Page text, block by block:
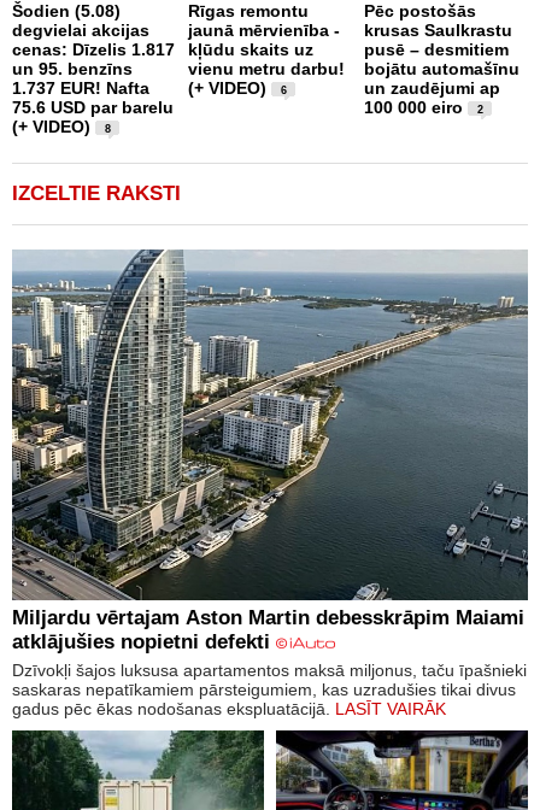
Šodien (5.08)
degvielai akcijas
cenas: Dīzelis 1.817
un 95. benzīns
1.737 EUR! Nafta
75.6 USD par barelu
(+ VIDEO)
8
Rīgas remontu
jaunā mērvienība -
kļūdu skaits uz
vienu metru darbu!
(+ VIDEO)
6
Pēc postošās
krusas Saulkrastu
pusē – desmitiem
bojātu automašīnu
un zaudējumi ap
100 000 eiro
2
IZCELTIE RAKSTI
Miljardu vērtajam Aston Martin debesskrāpim Maiami
atklājušies nopietni defekti
Dzīvokļi šajos luksusa apartamentos maksā miljonus, taču īpašnieki
saskaras nepatīkamiem pārsteigumiem, kas uzradušies tikai divus
gadus pēc ēkas nodošanas ekspluatācijā. LASĪT VAIRĀK